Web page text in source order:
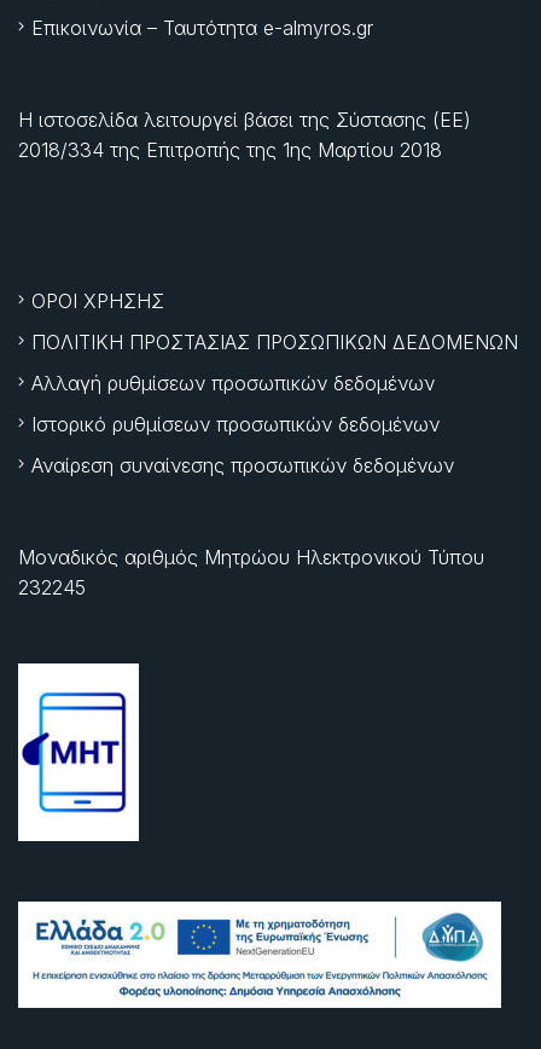
Επικοινωνία – Ταυτότητα e-almyros.gr
Η ιστοσελίδα λειτουργεί βάσει της Σύστασης (ΕΕ)
2018/334 της Επιτροπής της 1ης Μαρτίου 2018
ΟΡΟΙ ΧΡΗΣΗΣ
ΠΟΛΙΤΙΚΗ ΠΡΟΣΤΑΣΙΑΣ ΠΡΟΣΩΠΙΚΩΝ ΔΕΔΟΜΕΝΩΝ
Αλλαγή ρυθμίσεων προσωπικών δεδομένων
Ιστορικό ρυθμίσεων προσωπικών δεδομένων
Αναίρεση συναίνεσης προσωπικών δεδομένων
Μοναδικός αριθμός Μητρώου Ηλεκτρονικού Τύπου
232245